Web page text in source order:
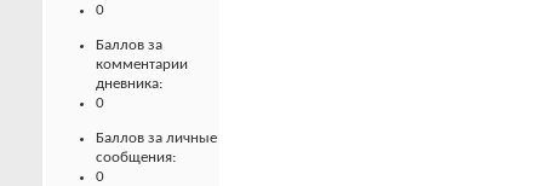
0
Баллов за
комментарии
дневника:
0
Баллов за личные
сообщения:
0